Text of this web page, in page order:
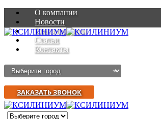
О компании
Новости
Благодарности
Статьи
Контакты
ЗАКАЗАТЬ ЗВОНОК